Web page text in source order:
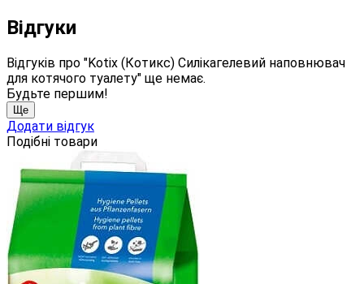
Відгуки
Відгуків про "Kotix (Котикс) Силікагелевий наповнювач
для котячого туалету" ще немає.
Будьте першим!
Ще
Додати відгук
Подібні товари